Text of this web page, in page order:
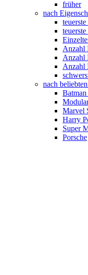
früher
nach
Anzahl
Anzahl
Anzahl
nach
Marvel
Harry
Super
Porsche